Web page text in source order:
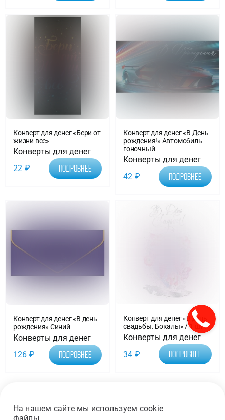
Конверт для денег «Бери от
жизни все»
Конверты для денег
22 ₽ Подробнее
Конверт для денег «В День
рождения!» Автомобиль
гоночный
Конверты для денег
42 ₽ Подробнее
Конверт для денег «В день
рождения» Синий
Конверты для денег
126 ₽ Подробнее
Конверт для денег «В день
свадьбы. Бокалы» / 1 шт /
Конверты для денег
34 ₽ Подробнее
1
На нашем сайте мы используем cookie